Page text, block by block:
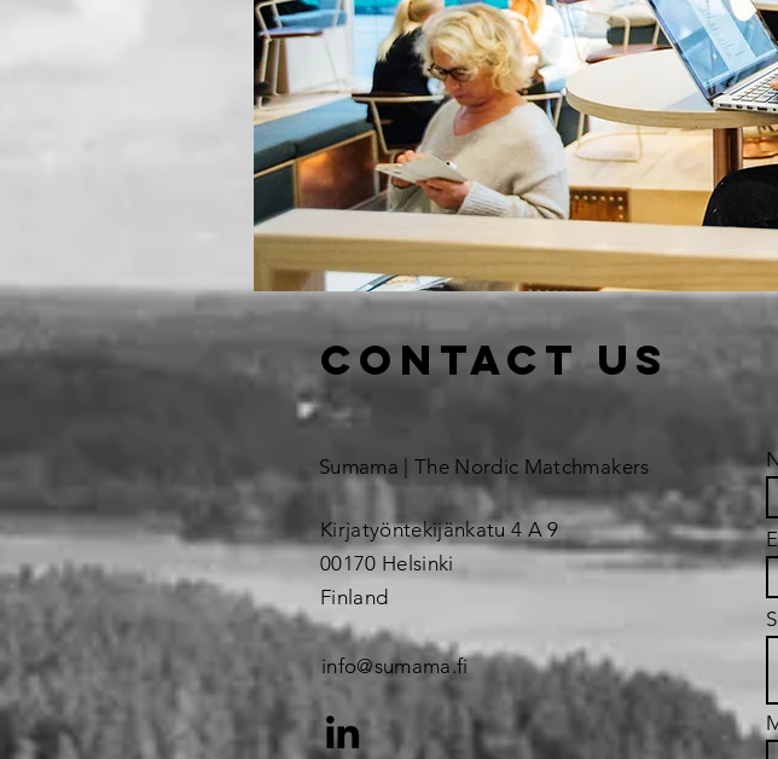
contact us
Sumama | The Nordic Matchmakers
Kirjatyöntekijänkatu 4 A 9
00170 Helsinki
Finland
info@sumama.fi